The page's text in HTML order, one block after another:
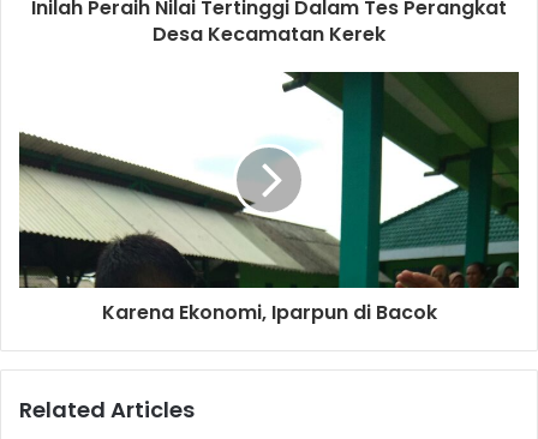
Inilah Peraih Nilai Tertinggi Dalam Tes Perangkat
Desa Kecamatan Kerek
Karena Ekonomi, Iparpun di Bacok
Related Articles